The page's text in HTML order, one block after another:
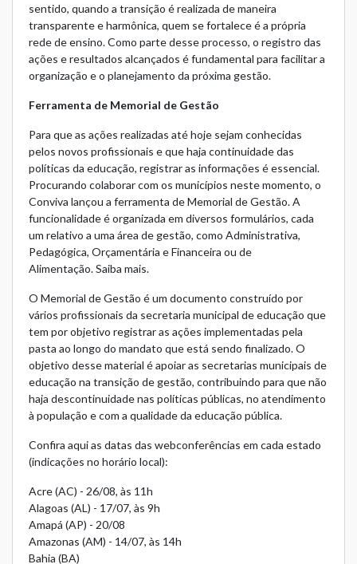
sentido, quando a transição é realizada de maneira
transparente e harmônica, quem se fortalece é a própria
rede de ensino. Como parte desse processo, o registro das
ações e resultados alcançados é fundamental para facilitar a
organização e o planejamento da próxima gestão.
Ferramenta de Memorial de Gestão
Para que as ações realizadas até hoje sejam conhecidas
pelos novos profissionais e que haja continuidade das
políticas da educação, registrar as informações é essencial.
Procurando colaborar com os municípios neste momento, o
Conviva lançou a ferramenta de Memorial de Gestão. A
funcionalidade é organizada em diversos formulários, cada
um relativo a uma área de gestão, como Administrativa,
Pedagógica, Orçamentária e Financeira ou de
Alimentação.Saiba mais.
O Memorial de Gestão é um documento construído por
vários profissionais da secretaria municipal de educação que
tem por objetivo registrar as ações implementadas pela
pasta ao longo do mandato que está sendo finalizado. O
objetivo desse material é apoiar as secretarias municipais de
educação na transição de gestão, contribuindo para que não
haja descontinuidade nas políticas públicas, no atendimento
à população e com a qualidade da educação pública.
Confira aqui as datas das webconferências em cada estado
(indicações no horário local):
Acre (AC) - 26/08, às 11h
Alagoas (AL) - 17/07, às 9h
Amapá (AP) - 20/08
Amazonas (AM) - 14/07, às 14h
Bahia (BA)